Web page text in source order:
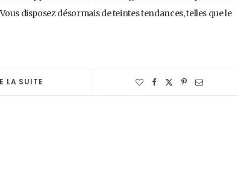
disposez désormais de teintes tendances, telles que le
LA SUITE